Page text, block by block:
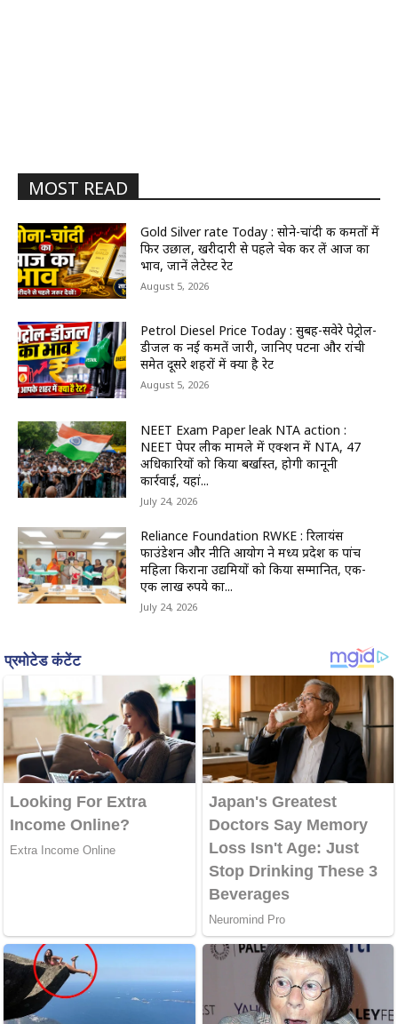
MOST READ
Gold Silver rate Today : सोने-चांदी की कीमतों में
फिर उछाल, खरीदारी से पहले चेक कर लें आज का
भाव, जानें लेटेस्ट रेट
August 5, 2026
Petrol Diesel Price Today : सुबह-सवेरे पेट्रोल-
डीजल की नई कीमतें जारी, जानिए पटना और रांची
समेत दूसरे शहरों में क्या है रेट
August 5, 2026
NEET Exam Paper leak NTA action :
NEET पेपर लीक मामले में एक्शन में NTA, 47
अधिकारियों को किया बर्खास्त, होगी कानूनी
कार्रवाई, यहां...
July 24, 2026
Reliance Foundation RWKE : रिलायंस
फाउंडेशन और नीति आयोग ने मध्य प्रदेश की पांच
महिला किराना उद्यमियों को किया सम्मानित, एक-
एक लाख रुपये का...
July 24, 2026